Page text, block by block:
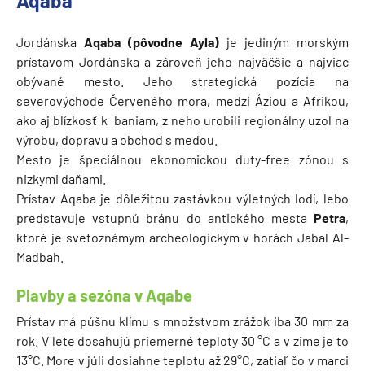
Jordánska Aqaba (pôvodne Ayla) je jediným morským
prístavom Jordánska a zároveň jeho najväčšie a najviac
obývané mesto. Jeho strategická pozícia na
severovýchode Červeného mora, medzi Áziou a Afrikou,
ako aj blízkosť k baniam, z neho urobili regionálny uzol na
výrobu, dopravu a obchod s meďou.
Mesto je špeciálnou ekonomickou duty-free zónou s
nizkymi daňami.
Prístav Aqaba je dôležitou zastávkou výletných lodí, lebo
predstavuje vstupnú bránu do antického mesta Petra,
ktoré je svetoznámym archeologickým v horách Jabal Al-
Madbah.
Plavby a sezóna v Aqabe
Prístav má púšnu klímu s množstvom zrážok iba 30 mm za
rok. V lete dosahujú priemerné teploty 30 °C a v zime je to
13°C. More v júli dosiahne teplotu až 29°C, zatiaľ čo v marci